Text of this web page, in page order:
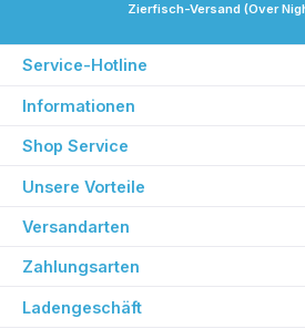
Zierfisch-Versand (Over
Service-Hotline
Informationen
Shop Service
Unsere Vorteile
Versandarten
Zahlungsarten
Ladengeschäft